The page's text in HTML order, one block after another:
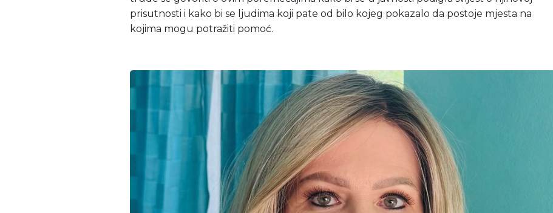
prisutnosti i kako bi se ljudima koji pate od bilo kojeg pokazalo da postoje mjesta na
kojima mogu potražiti pomoć.